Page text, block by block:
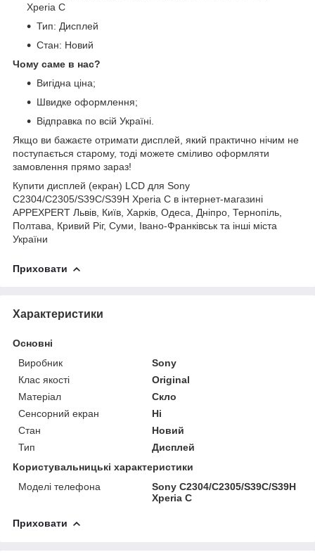
Xperia C
Тип: Дисплей
Стан: Новий
Чому саме в нас?
Вигідна ціна;
Швидке оформлення;
Відправка по всій Україні.
Якщо ви бажаєте отримати дисплей, який практично нічим не
поступається старому, тоді можете сміливо оформляти
замовлення прямо зараз!
Купити дисплей (екран) LCD для Sony
C2304/C2305/S39C/S39H Xperia C в інтернет-магазині
APPEXPERT Львів, Київ, Харків, Одеса, Дніпро, Тернопіль,
Полтава, Кривий Ріг, Суми, Івано-Франківськ та інші міста
України
Приховати
Характеристики
Основні
Виробник
Sony
Клас якості
Original
Матеріал
Скло
Сенсорний екран
Ні
Стан
Новий
Тип
Дисплей
Користувальницькі характеристики
Моделі телефона
Sony C2304/C2305/S39C/S39H
Xperia C
Приховати